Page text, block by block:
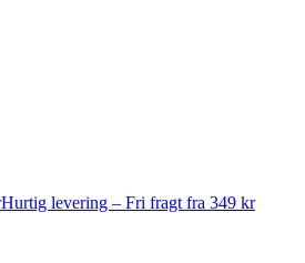
Hurtig levering – Fri fragt fra 349 kr